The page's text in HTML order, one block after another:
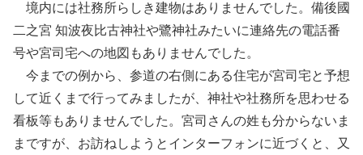
境内には社務所らしき建物はありませんでした。備後國
二之宮 知波夜比古神社や鷺神社みたいに連絡先の電話番
号や宮司宅への地図もありませんでした。
今までの例から、参道の右側にある住宅が宮司宅と予想
して近くまで行ってみましたが、神社や社務所を思わせる
看板等もありませんでした。宮司さんの姓も分からないま
まですが、お訪ねしようとインターフォンに近づくと、又